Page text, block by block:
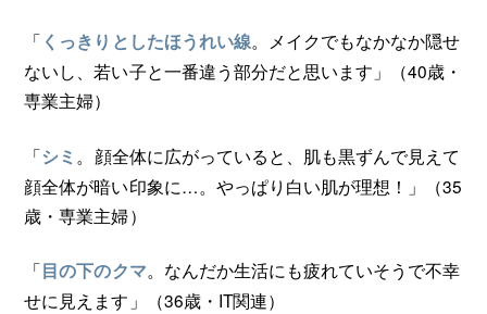
「 くっきりとしたほうれい線。メイクでもなかなか隠せ
ないし、若い子と一番違う部分だと思います」（40歳・
専業主婦）
「シミ 。顔全体に広がっていると、肌も黒ずんで見えて
顔全体が暗い印象に…。やっぱり白い肌が理想！」（35
歳・専業主婦）
「目の下のクマ。なんだか生活にも疲れていそうで不幸
せに見えます」（36歳・IT関連）